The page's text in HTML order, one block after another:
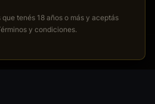
tenés 18 años o más y aceptás
y condiciones.